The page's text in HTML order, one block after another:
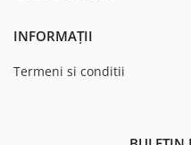
INFORMAȚII
Termeni si conditii